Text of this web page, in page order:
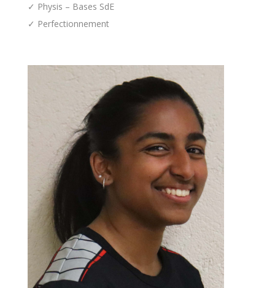
✓ Physis – Bases SdE
✓ Perfectionnement